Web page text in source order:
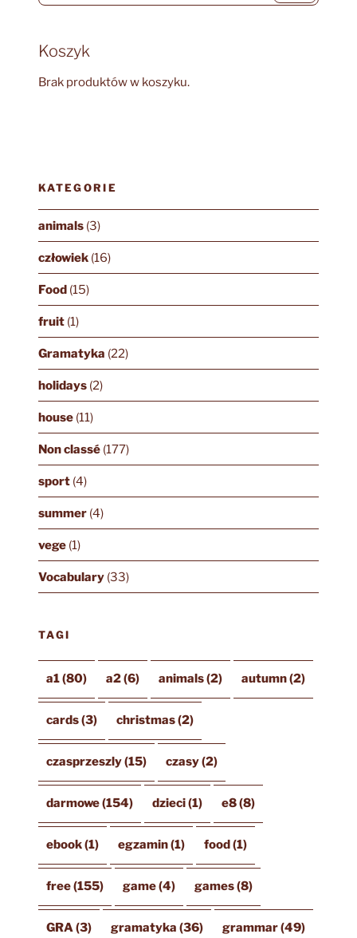
Koszyk
Brak produktów w koszyku.
KATEGORIE
animals(3)
człowiek(16)
Food(15)
fruit(1)
Gramatyka (22)
holidays(2)
house(11)
Non classé(177)
sport(4)
summer(4)
vege(1)
Vocabulary(33)
TAGI
a1(80) a2(6) animals(2) autumn(2)
cards(3) christmas(2)
czasprzeszly(15) czasy(2)
darmowe(154) dzieci(1) e8(8)
ebook(1) egzamin(1) food(1)
free(155) game(4) games(8)
GRA(3) gramatyka (36) grammar(49)